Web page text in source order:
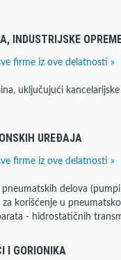
INDUSTRIJSKE
firme iz ove delatnosti »
uključujući
UREĐAJA
firme iz ove delatnosti »
delova
korišćenje u
- hidrostatičnih
I GORIONIKA